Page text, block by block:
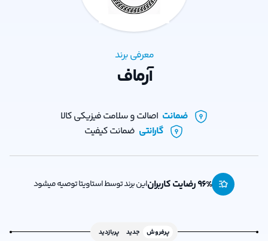
معرفی برند
آرماف
ضمانت اصالت و سلامت فیزیکی کالا
گارانتی ضمانت کیفیت
96% رضایت کاربران این برند توسط استاویتا توصیه میشود
پرفروش جدید پربازدید